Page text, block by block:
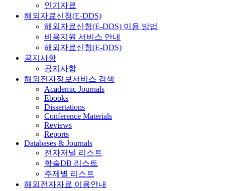
인기자료
해외자료신청(E-DDS)
해외자료신청(E-DDS) 이용 방법
비용지원 서비스 안내
해외자료신청(E-DDS)
공지사항
공지사항
해외전자정보서비스 검색
Academic Journals
Ebooks
Dissertations
Conference Materials
Reviews
Reports
Databases & Journals
전자저널 리스트
학술DB 리스트
주제별 리스트
해외전자자료 이용안내